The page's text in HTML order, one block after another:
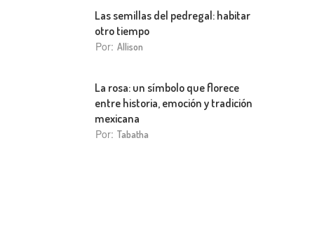
Las semillas del pedregal: habitar
otro tiempo
Por: Allison
La rosa: un símbolo que florece
entre historia, emoción y tradición
mexicana
Por: Tabatha